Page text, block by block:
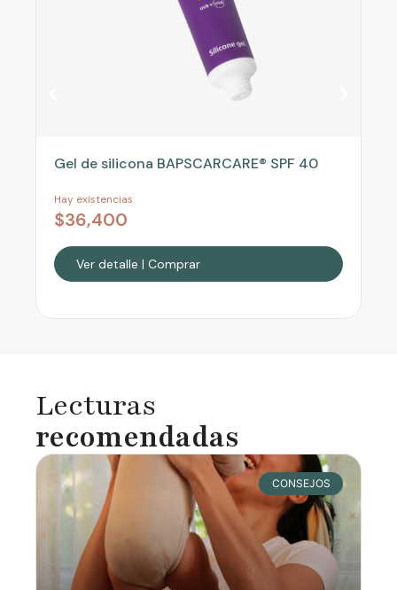
Gel de silicona BAPSCARCARE® SPF 40
Hay existencias
$36,400
Ver detalle | Comprar
Lecturas
recomendadas
CONSEJOS